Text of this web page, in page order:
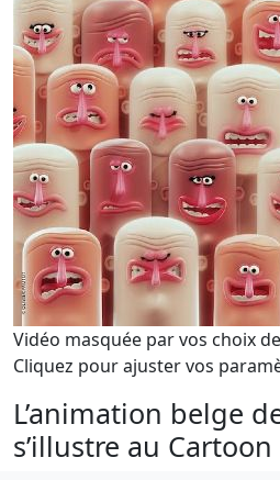
Vidéo masquée par vos choix
Cliquez pour ajuster vos
L’animation belge
s’illustre au